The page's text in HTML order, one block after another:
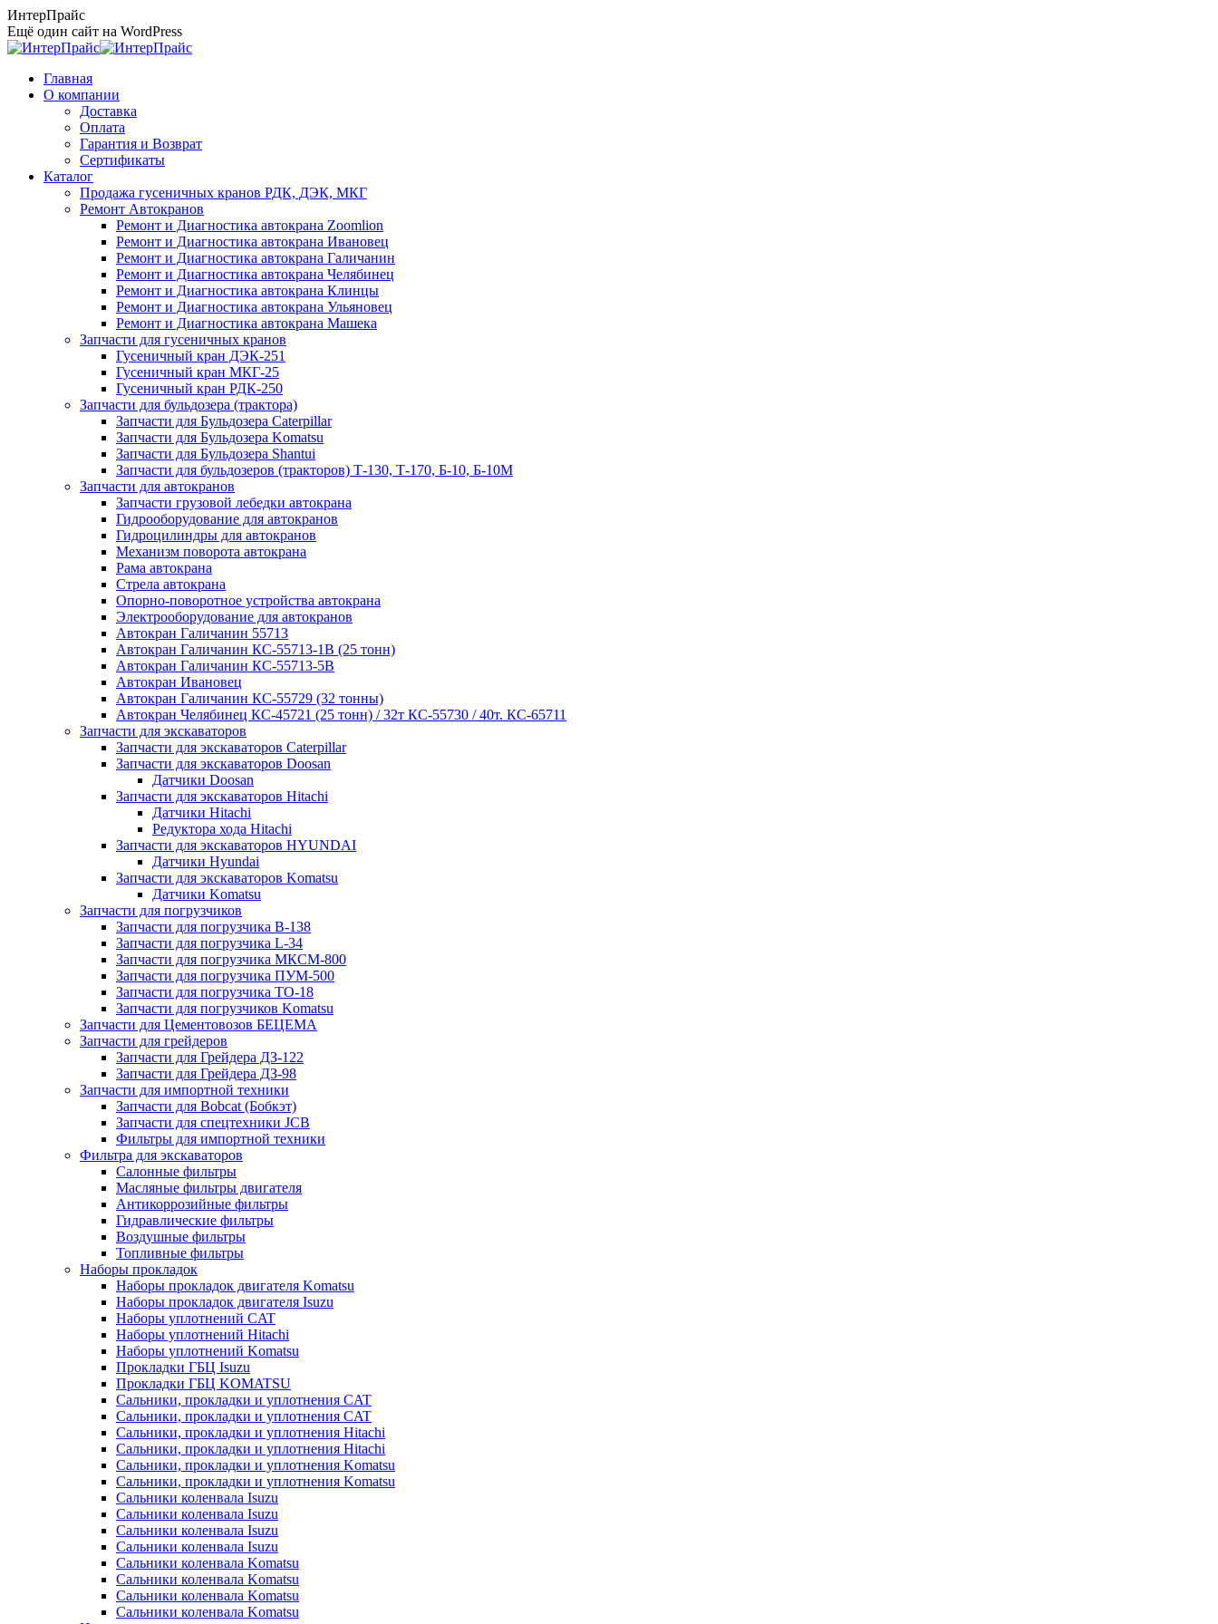
Перейти
к
содержанию
ИнтерПрайс
Ещё один сайт на WordPress
Главная
О компании
Доставка
Оплата
Гарантия и Возврат
Сертификаты
Каталог
Продажа гусеничных кранов РДК, ДЭК, МКГ
Ремонт Автокранов
Ремонт и Диагностика автокрана Zoomlion
Ремонт и Диагностика автокрана Ивановец
Ремонт и Диагностика автокрана Галичанин
Ремонт и Диагностика автокрана Челябинец
Ремонт и Диагностика автокрана Клинцы
Ремонт и Диагностика автокрана Ульяновец
Ремонт и Диагностика автокрана Машека
Запчасти для гусеничных кранов
Гусеничный кран ДЭК-251
Гусеничный кран МКГ-25
Гусеничный кран РДК-250
Запчасти для бульдозера (трактора)
Запчасти для Бульдозера Caterpillar
Запчасти для Бульдозера Komatsu
Запчасти для Бульдозера Shantui
Запчасти для бульдозеров (тракторов) Т-130, Т-170, Б-10, Б-10М
Запчасти для автокранов
Запчасти грузовой лебедки автокрана
Гидрооборудование для автокранов
Гидроцилиндры для автокранов
Механизм поворота автокрана
Рама автокрана
Стрела автокрана
Опорно-поворотное устройства автокрана
Электрооборудование для автокранов
Автокран Галичанин 55713
Автокран Галичанин КС-55713-1В (25 тонн)
Автокран Галичанин КС-55713-5В
Автокран Ивановец
Автокран Галичанин КС-55729 (32 тонны)
Автокран Челябинец КС-45721 (25 тонн) / 32т КС-55730 / 40т. КС-65711
Запчасти для экскаваторов
Запчасти для экскаваторов Caterpillar
Запчасти для экскаваторов Doosan
Датчики Doosan
Запчасти для экскаваторов Hitachi
Датчики Hitachi
Редуктора хода Hitachi
Запчасти для экскаваторов HYUNDAI
Датчики Hyundai
Запчасти для экскаваторов Komatsu
Датчики Komatsu
Запчасти для погрузчиков
Запчасти для погрузчика B-138
Запчасти для погрузчика L-34
Запчасти для погрузчика МКСМ-800
Запчасти для погрузчика ПУМ-500
Запчасти для погрузчика ТО-18
Запчасти для погрузчиков Komatsu
Запчасти для Цементовозов БЕЦЕМА
Запчасти для грейдеров
Запчасти для Грейдера ДЗ-122
Запчасти для Грейдера ДЗ-98
Запчасти для импортной техники
Запчасти для Bobcat (Бобкэт)
Запчасти для спецтехники JCB
Фильтры для импортной техники
Фильтра для экскаваторов
Салонные фильтры
Масляные фильтры двигателя
Антикоррозийные фильтры
Гидравлические фильтры
Воздушные фильтры
Топливные фильтры
Наборы прокладок
Наборы прокладок двигателя Komatsu
Наборы прокладок двигателя Isuzu
Наборы уплотнений CAT
Наборы уплотнений Hitachi
Наборы уплотнений Komatsu
Прокладки ГБЦ Isuzu
Прокладки ГБЦ KOMATSU
Сальники, прокладки и уплотнения CAT
Сальники, прокладки и уплотнения CAT
Сальники, прокладки и уплотнения Hitachi
Сальники, прокладки и уплотнения Hitachi
Сальники, прокладки и уплотнения Komatsu
Сальники, прокладки и уплотнения Komatsu
Сальники коленвала Isuzu
Сальники коленвала Isuzu
Сальники коленвала Isuzu
Сальники коленвала Isuzu
Сальники коленвала Komatsu
Сальники коленвала Komatsu
Сальники коленвала Komatsu
Сальники коленвала Komatsu